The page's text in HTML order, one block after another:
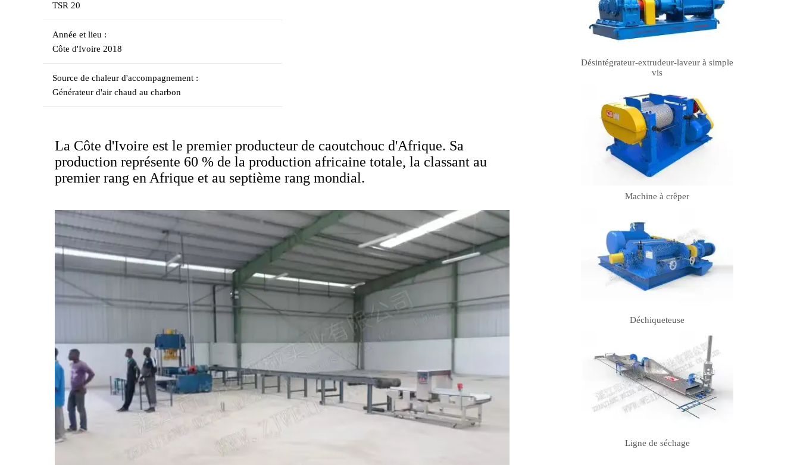
Désintégrateur-extrudeur-laveur à simple
vis
Machine à crêper
Déchiqueteuse
Ligne de séchage
TSR 20
Année et lieu :
Côte d'Ivoire 2018
Source de chaleur d'accompagnement :
Générateur d'air chaud au charbon
La Côte d'Ivoire est le premier producteur de caoutchouc d'Afrique. Sa
production représente 60 % de la production africaine totale, la classant au
premier rang en Afrique et au septième rang mondial.